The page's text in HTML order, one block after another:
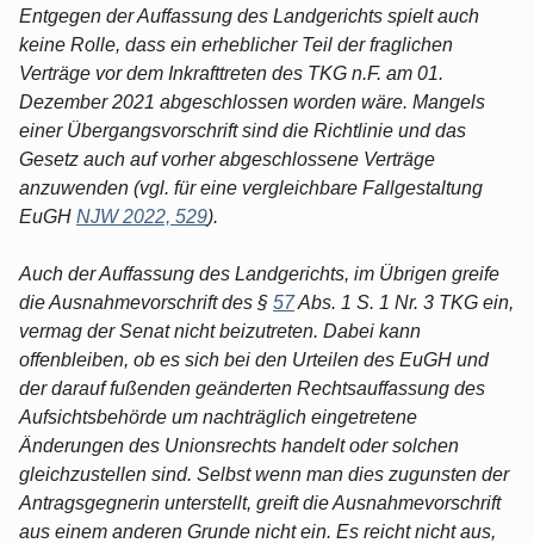
Entgegen der Auffassung des Landgerichts spielt auch
keine Rolle, dass ein erheblicher Teil der fraglichen
Verträge vor dem Inkrafttreten des TKG n.F. am 01.
Dezember 2021 abgeschlossen worden wäre. Mangels
einer Übergangsvorschrift sind die Richtlinie und das
Gesetz auch auf vorher abgeschlossene Verträge
anzuwenden (vgl. für eine vergleichbare Fallgestaltung
EuGH NJW 2022, 529).
Auch der Auffassung des Landgerichts, im Übrigen greife
die Ausnahmevorschrift des § 57Abs. 1 S. 1 Nr. 3 TKG ein,
vermag der Senat nicht beizutreten. Dabei kann
offenbleiben, ob es sich bei den Urteilen des EuGH und
der darauf fußenden geänderten Rechtsauffassung des
Aufsichtsbehörde um nachträglich eingetretene
Änderungen des Unionsrechts handelt oder solchen
gleichzustellen sind. Selbst wenn man dies zugunsten der
Antragsgegnerin unterstellt, greift die Ausnahmevorschrift
aus einem anderen Grunde nicht ein. Es reicht nicht aus,